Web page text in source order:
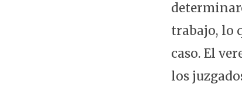
trabajo, lo
caso. El
los